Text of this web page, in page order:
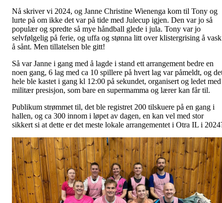
Nå skriver vi 2024, og Janne Christine Wienenga kom til Tony og
lurte på om ikke det var på tide med Julecup igjen. Den var jo så
populær og spredte så mye håndball glede i jula. Tony var jo
selvfølgelig på ferie, og uffa og stønna litt over klistergrising å vask
å sånt. Men tillatelsen ble gitt!
Så var Janne i gang med å lagde i stand ett arrangement bedre en
noen gang, 6 lag med ca 10 spillere på hvert lag var påmeldt, og
hele ble kastet i gang kl 12:00 på sekundet, organisert og ledet med
militær presisjon, som bare en supermamma og lærer kan får til.
Publikum strømmet til, det ble registret 200 tilskuere på en gang i
hallen, og ca 300 innom i løpet av dagen, en kan vel med stor
sikkert si at dette er det meste lokale arrangementet i Otra IL i